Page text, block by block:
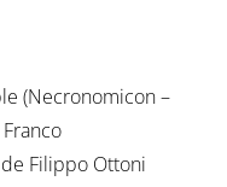
(Necronomicon –
Filippo Ottoni